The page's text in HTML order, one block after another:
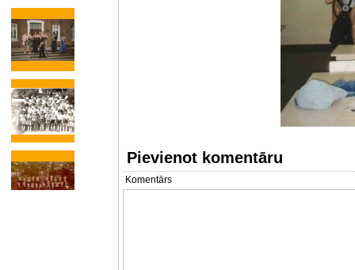
Pievienot komentāru
Komentārs